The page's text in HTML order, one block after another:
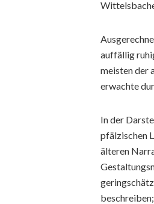
auffällig
meisten der
erwachte
In der
pfälzischen
älteren